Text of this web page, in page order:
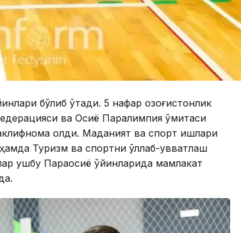
бўлиб ўтади. 5 нафар қозоғистонлик
ва Осиё Паралимпия қўмитаси
олди. Маданият ва спорт ишлари
Туризм ва спортни қўллаб-қувватлаш
ушбу Параосиё ўйинларида мамлакат